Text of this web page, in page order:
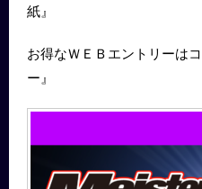
紙』
お得なＷＥＢエントリーは
ー』